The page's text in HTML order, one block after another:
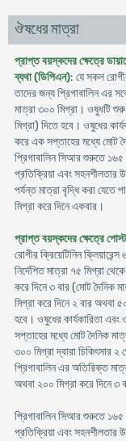
ঔষধের মাত্রা
প্রাপ্ত বয়স্কদের ক্ষেত্রে
ব্যথা (ডিপিএন): যে সকল
তাদের জন্য প্রিগাবালিন এর
মাত্রা ৩০০ মিগ্রা। ওষুধটি
মিগ্রা) দিতে হবে। ওষুধের
করে এক সপ্তাহের মধ্যে মোট
প্রিগাবালিন সিআর শুরুতে ১৬৫
প্রতিক্রিয়া এবং সহনশীলতার
পর্যন্ত মাত্রা বৃদ্ধি করা যেতে
মিগ্রা করে দিনে একবার।
প্রাপ্ত বয়স্কদের ক্ষেত্রে
রোগীর ক্রিয়েটিনিন
নির্দেশিত মাত্রা ৭৫ মিগ্রা
করে দিনে ৩ বার (মোট দৈনিক
মিগ্রা করে দিনে ২ বার অথবা
হবে। ওষুধের কার্যকারিতা
সপ্তাহের মধ্যে মোট দৈনিক
৩০০ মিগ্রা দ্বারা চিকিৎসার
প্রিগাবালিন এর অতিরিক্ত
অথবা ২০০ মিগ্রা করে দিনে ৩
প্রিগাবালিন সিআর শুরুতে ১৬৫
প্রতিক্রিয়া এবং সহনশীলতার